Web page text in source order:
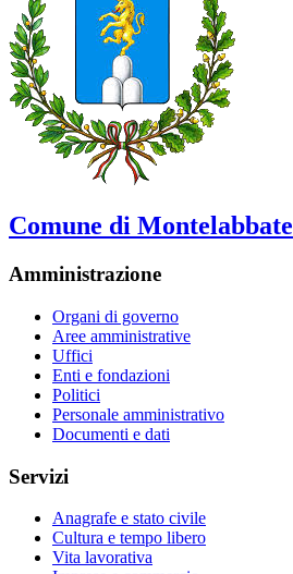
Comune di Montelabbate
Amministrazione
Organi di governo
Aree amministrative
Uffici
Enti e fondazioni
Politici
Personale amministrativo
Documenti e dati
Servizi
Anagrafe e stato civile
Cultura e tempo libero
Vita lavorativa